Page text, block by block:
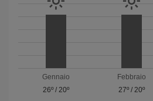
Gennaio
26º/ 20º
Febbraio
27º/ 20º